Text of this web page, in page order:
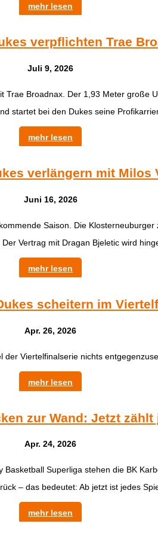
mehr lesen
verpflichten Trae
Juli 9, 2026
Broadnax. Der 1,93 Meter große
startet bei den Dukes seine
mehr lesen
verlängern mit Milos
Juni 16, 2026
Saison. Die
Vertrag mit Dragan Bjeletic wird
mehr lesen
scheitern im
Apr. 26, 2026
Viertelfinalserie nichts
mehr lesen
zur Wand: Jetzt zählt
Apr. 24, 2026
Superliga stehen die BK
– das bedeutet: Ab jetzt ist jedes
mehr lesen